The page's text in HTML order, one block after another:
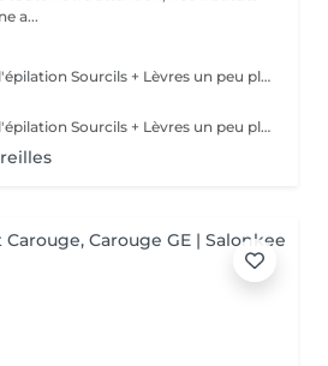
a...
Forfait disponible pour l'épilation Sourcils + Lèvres un peu plus bas.
Forfait disponible pour l'épilation Sourcils + Lèvres un peu plus bas.